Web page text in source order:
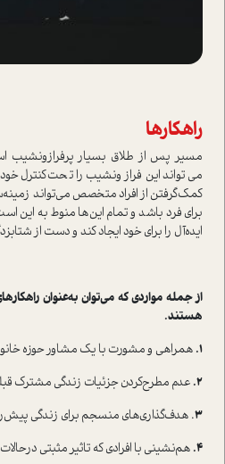
راهکارها
مسیر پس از طلاق بسیار پرفراز‌و‌نشیب
می‌تواند این فراز‌و‌نشیب را تحت‌کنترل
کمک‌گرفتن از افراد متخصص می‌تواند
برای فرد باشد و تمام این‌ها منوط به این
ایده‌آل را برای خود ایجاد کند و دست از
از جمله مواردی که می‌توان به‌عنوان
هستند‌.
1. همراهی و مشورت با یک مشاور حوزه
2. عدم مطرح‌‌کردن جزئیات زندگی مشترک
3. هدف‌گذاری‌های منسجم برای زندگی
4. هم‌نشینی با افرادی که تاثیر مثبتی